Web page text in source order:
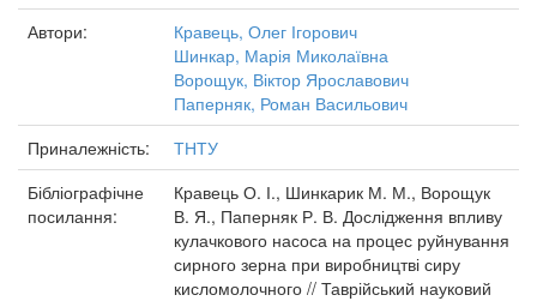
Автори:
Кравець, Олег Ігорович
Шинкар, Марія Миколаївна
Ворощук, Віктор Ярославович
Паперняк, Роман Васильович
Приналежність:
ТНТУ
Бібліографічне
посилання:
Кравець О. І., Шинкарик М. М., Ворощук
В. Я., Паперняк Р. В. Дослідження впливу
кулачкового насоса на процес руйнування
сирного зерна при виробництві сиру
кисломолочного // Таврійський науковий